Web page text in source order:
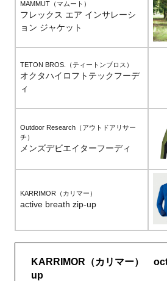
MAMMUT（マムート）
フレックス エア インサレーシ
ョン ジャケット
TETON BROS.（ティートンブロス）
オクタハイロフトテックフーデ
ィ
Outdoor Research（アウトドアリサー
チ）
メンズデビエイターフーディ
KARRIMOR（カリマー）
active breath zip-up
KARRIMOR（カリマー）
up